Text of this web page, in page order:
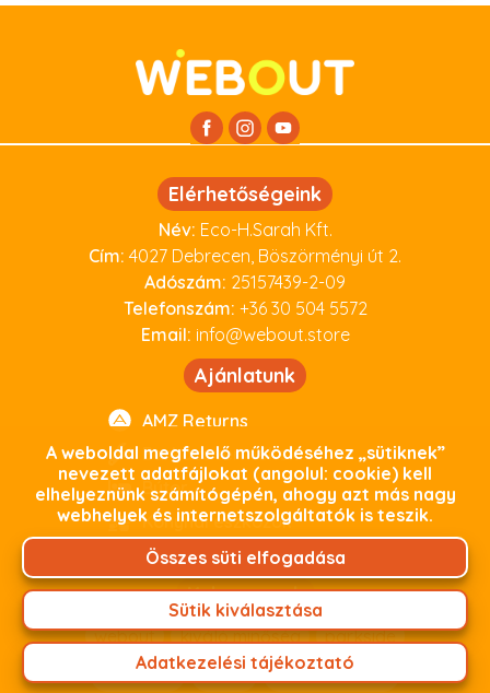
Elérhetőségeink
Név: Eco-H.Sarah Kft.
Cím: 4027 Debrecen, Böszörményi út 2.
Adószám: 25157439-2-09
Telefonszám: +36 30 504 5572
Email: info@webout.store
Ajánlatunk
AMZ Returns
Barkács termékek
Bútor
Konyhai eszközök
Kulcsszavak
webout kiváló minőség
parkside
debrecen
outlet használtoutlet
A weboldal megfelelő működéséhez „sütiknek”
nevezett adatfájlokat (angolul: cookie) kell
elhelyeznünk számítógépén, ahogy azt más nagy
webhelyek és internetszolgáltatók is teszik.
Összes süti elfogadása
Sütik kiválasztása
Adatkezelési tájékoztató